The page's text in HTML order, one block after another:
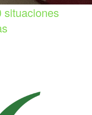
situaciones